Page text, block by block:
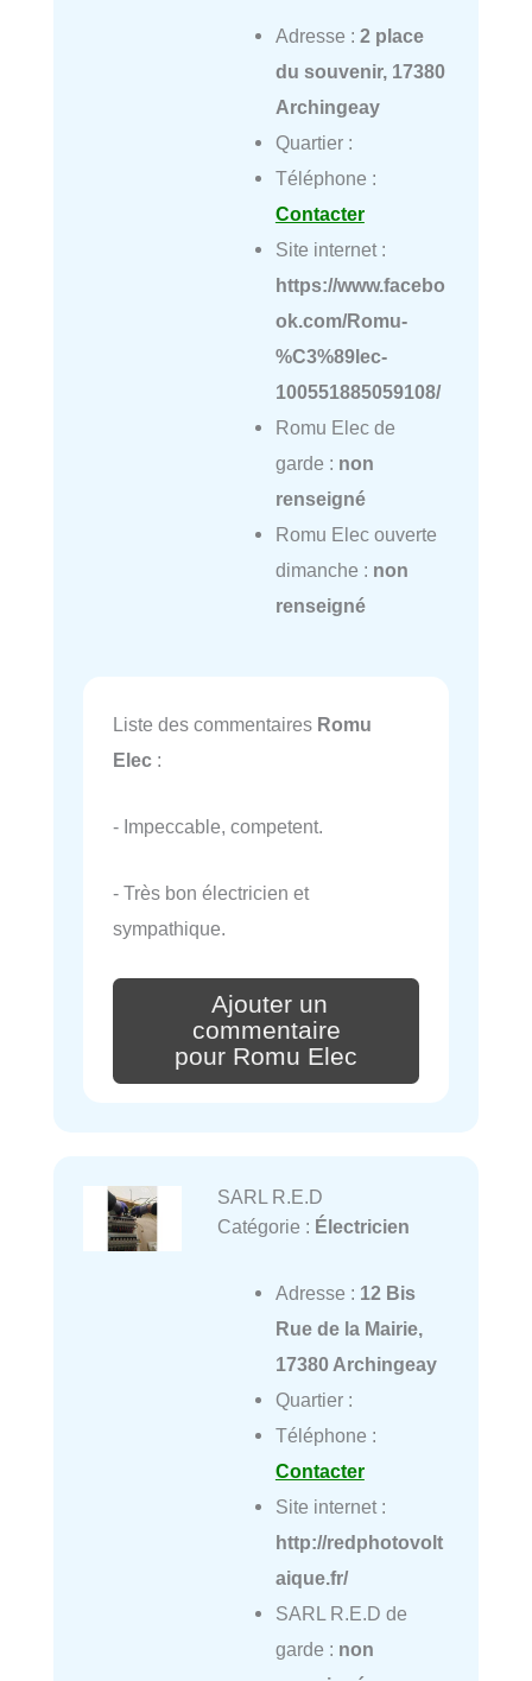
Adresse : 2 place
du souvenir, 17380
Archingeay
Quartier :
Téléphone :
Contacter
Site internet :
https://www.facebo
ok.com/Romu-
%C3%89lec-
100551885059108/
Romu Elec de
garde : non
renseigné
Romu Elec ouverte
dimanche : non
renseigné
Liste des commentaires Romu
Elec :
- Impeccable, competent.
- Très bon électricien et
sympathique.
Ajouter un
commentaire
pour Romu Elec
SARL R.E.D
Catégorie : Électricien
Adresse : 12 Bis
Rue de la Mairie,
17380 Archingeay
Quartier :
Téléphone :
Contacter
Site internet :
http://redphotovolt
aique.fr/
SARL R.E.D de
garde : non